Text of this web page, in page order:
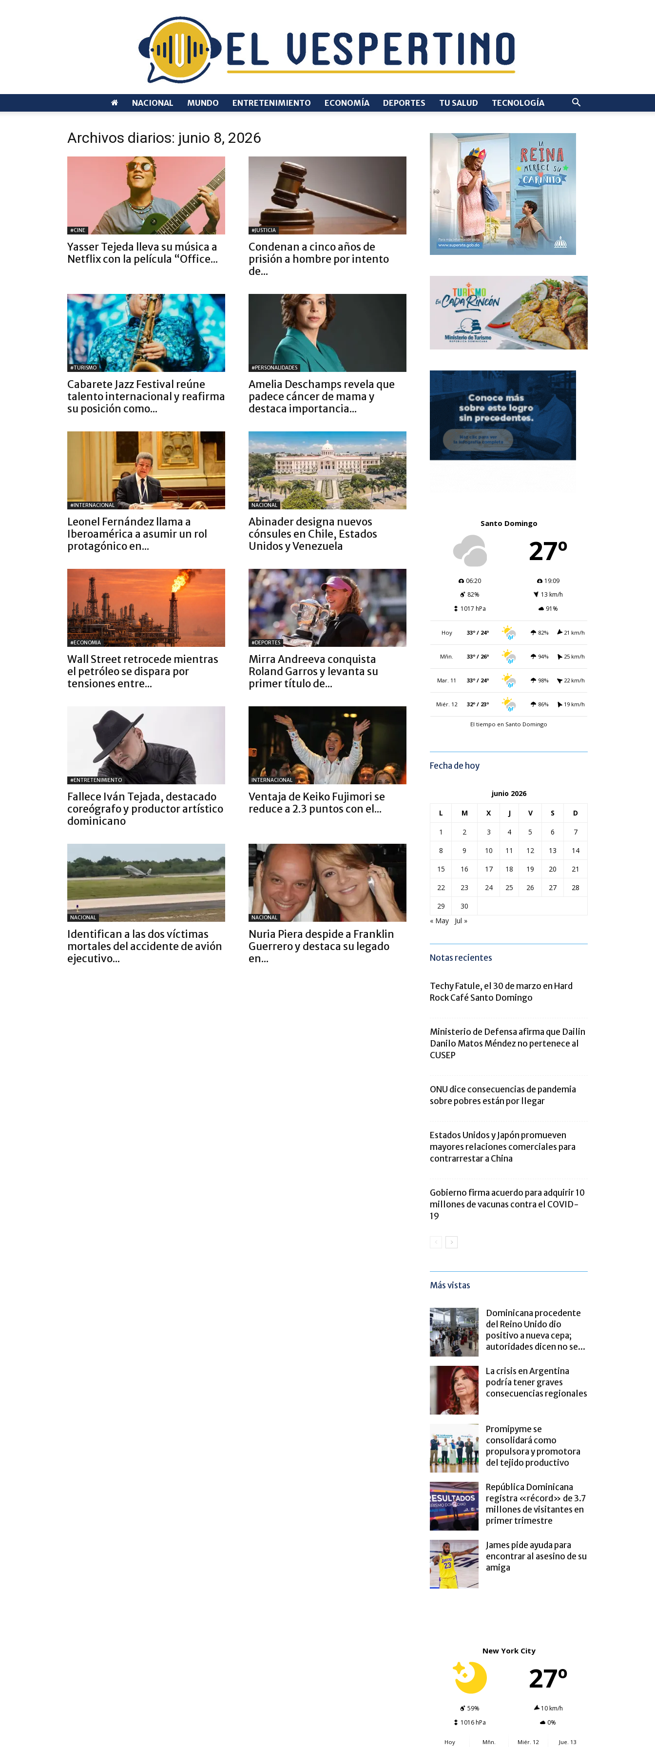
NACIONAL MUNDO ENTRETENIMIENTO ECONOMÍA DEPORTES TU SALUD TECNOLOGÍA
Archivos diarios: junio 8, 2026
#CINE
Yasser Tejeda lleva su música a
Netflix con la película “Office...
#JUSTICIA
Condenan a cinco años de
prisión a hombre por intento
de...
#TURISMO
Cabarete Jazz Festival reúne
talento internacional y reafirma
su posición como...
#PERSONALIDADES
Amelia Deschamps revela que
padece cáncer de mama y
destaca importancia...
#INTERNACIONAL
Leonel Fernández llama a
Iberoamérica a asumir un rol
protagónico en...
NACIONAL
Abinader designa nuevos
cónsules en Chile, Estados
Unidos y Venezuela
#ECONOMIA
Wall Street retrocede mientras
el petróleo se dispara por
tensiones entre...
#DEPORTES
Mirra Andreeva conquista
Roland Garros y levanta su
primer título de...
#ENTRETENIMIENTO
Fallece Iván Tejada, destacado
coreógrafo y productor artístico
dominicano
INTERNACIONAL
Ventaja de Keiko Fujimori se
reduce a 2.3 puntos con el...
NACIONAL
Identifican a las dos víctimas
mortales del accidente de avión
ejecutivo...
NACIONAL
Nuria Piera despide a Franklin
Guerrero y destaca su legado
en...
Santo Domingo
27º
06:20
19:09
82%
13 km/h
1017 hPa
91%
Hoy 33º / 24º 82% 21 km/h
Mñn. 33º / 26º 94% 25 km/h
Mar. 11 33º / 24º 98% 22 km/h
Miér. 12 32º / 23º 86% 19 km/h
El tiempo en Santo Domingo
Fecha de hoy
junio 2026
L M X J V S D
1 2 3 4 5 6
7
8
9 10 11 12 13
14
15
16 17 18 19 20
21
22
23 24 25 26 27
28
29
30
« May
Jul »
Notas recientes
Techy Fatule, el 30 de marzo en Hard
Rock Café Santo Domingo
Ministerio de Defensa afirma que Dailin
Danilo Matos Méndez no pertenece al
CUSEP
ONU dice consecuencias de pandemia
sobre pobres están por llegar
Estados Unidos y Japón promueven
mayores relaciones comerciales para
contrarrestar a China
Gobierno firma acuerdo para adquirir 10
millones de vacunas contra el COVID-
19
Más vistas
Dominicana procedente
del Reino Unido dio
positivo a nueva cepa;
autoridades dicen no se...
La crisis en Argentina
podría tener graves
consecuencias regionales
Promipyme se
consolidará como
propulsora y promotora
del tejido productivo
República Dominicana
registra «récord» de 3.7
millones de visitantes en
primer trimestre
James pide ayuda para
encontrar al asesino de su
amiga
New York City
27º
59%
10 km/h
1016 hPa
0%
Hoy Mñn. Miér. 12 Jue. 13